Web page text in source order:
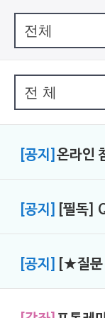
[공지] 온라인
[공지] [필독]
[공지] [★질문